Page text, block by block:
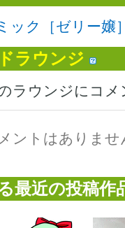
ック［ゼリー嬢
ラウンジ
ラウンジにコ
ントはありませ
最近の投稿作